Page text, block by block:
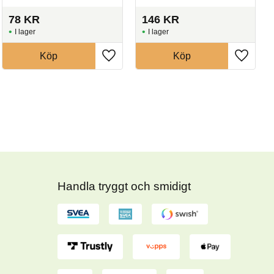
78 KR
I lager
Köp
146 KR
I lager
Köp
Handla tryggt och smidigt